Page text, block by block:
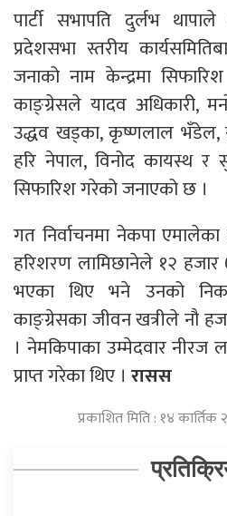
पार्टी सभापति दुर्लभ
प्रदेशसभा स्तरीय
जनाको नाम केन्द्रमा
काङ्ग्रेसले यादव अधिकारी,
उद्धव खड्का, कृष्णलाल भँडेल,
हरि नेपाल, विनोद कायस्थ र
सिफारिश गरेको जनाएको छ ।
गत निर्वाचनमा नेकपा
हरिशरण लामिछानेले १२ हजार
भएका थिए भने उनको
काङ्ग्रेसका जीवन खत्रीले नौ
। नेमकिपाका उम्मेदवार
प्राप्त गरेका थिए । रासस
प्रकाशित मिति : १४